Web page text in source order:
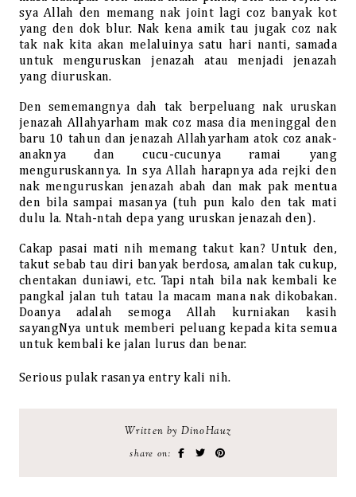
sya Allah den memang nak joint lagi coz banyak kot
yang den dok blur. Nak kena amik tau jugak coz nak
tak nak kita akan melaluinya satu hari nanti, samada
untuk menguruskan jenazah atau menjadi jenazah
yang diuruskan.
Den sememangnya dah tak berpeluang nak uruskan
jenazah Allahyarham mak coz masa dia meninggal den
baru 10 tahun dan jenazah Allahyarham atok coz anak-
anaknya dan cucu-cucunya ramai yang
menguruskannya. In sya Allah harapnya ada rejki den
nak menguruskan jenazah abah dan mak pak mentua
den bila sampai masanya (tuh pun kalo den tak mati
dulu la. Ntah-ntah depa yang uruskan jenazah den).
Cakap pasai mati nih memang takut kan? Untuk den,
takut sebab tau diri banyak berdosa, amalan tak cukup,
chentakan duniawi, etc. Tapi ntah bila nak kembali ke
pangkal jalan tuh tatau la macam mana nak dikobakan.
Doanya adalah semoga Allah kurniakan kasih
sayangNya untuk memberi peluang kepada kita semua
untuk kembali ke jalan lurus dan benar.
Serious pulak rasanya entry kali nih.
Written by DinoHauz
share on: